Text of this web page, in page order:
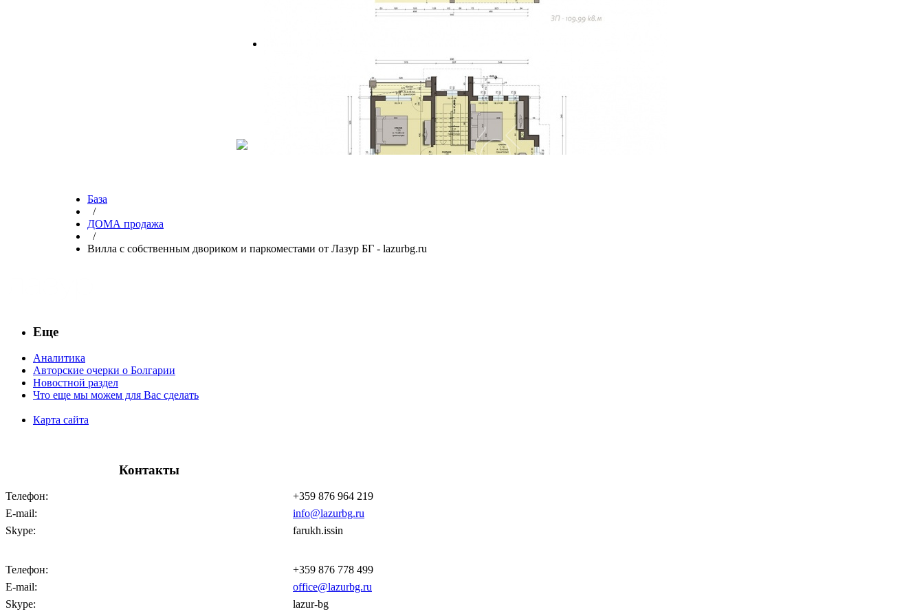
База
/
ДОМА продажа
/
Вилла с собственным двориком и паркоместами от Лазур БГ - lazurbg.ru
Еще
Аналитика
Авторские очерки о Болгарии
Новостной раздел
Что еще мы можем для Вас сделать
Карта сайта
Контакты
Телефон:
+359 876 964 219
E-mail:
info@lazurbg.ru
Skype:
farukh.issin
Телефон:
+359 876 778 499
E-mail:
office@lazurbg.ru
Skype:
lazur-bg